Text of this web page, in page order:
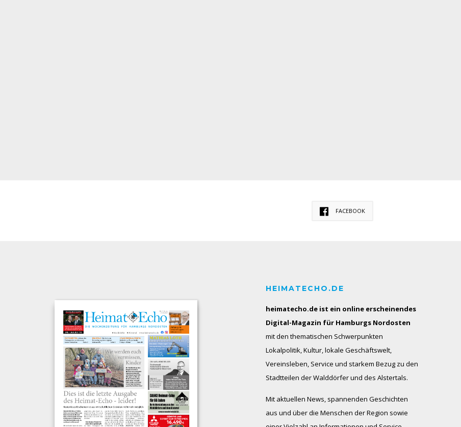
FACEBOOK
HEIMATECHO.DE
heimatecho.de ist ein online erscheinendes
Digital-Magazin für Hamburgs Nordosten
mit den thematischen Schwerpunkten
Lokalpolitik, Kultur, lokale Geschäftswelt,
Vereinsleben, Service und starkem Bezug zu den
Stadtteilen der Walddörfer und des Alstertals.
Mit aktuellen News, spannenden Geschichten
aus und über die Menschen der Region sowie